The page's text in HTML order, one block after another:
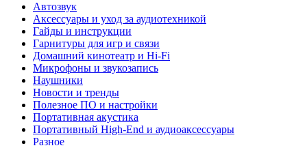
Автозвук
Аксессуары и уход за аудиотехникой
Гайды и инструкции
Гарнитуры для игр и связи
Домашний кинотеатр и Hi-Fi
Микрофоны и звукозапись
Наушники
Новости и тренды
Полезное ПО и настройки
Портативная акустика
Портативный High‑End и аудиоаксессуары
Разное